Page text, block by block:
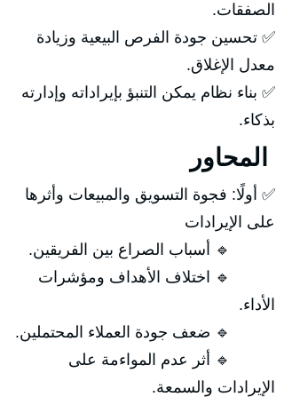
الصفقات.
✅ تحسين جودة الفرص البيعية وزيادة
معدل الإغلاق.
✅ بناء نظام يمكن التنبؤ بإيراداته وإدارته
بذكاء.
✅ أولًا: فجوة التسويق والمبيعات وأثرها
على الإيرادات
🔹 أسباب الصراع بين الفريقين.
🔹 اختلاف الأهداف ومؤشرات
الأداء.
🔹 ضعف جودة العملاء المحتملين.
🔹 أثر عدم المواءمة على
الإيرادات والسمعة.